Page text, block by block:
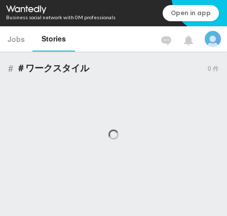
Business social network with 0M professionals Open in app
Jobs Stories
# ＃ワークスタイル 0 件